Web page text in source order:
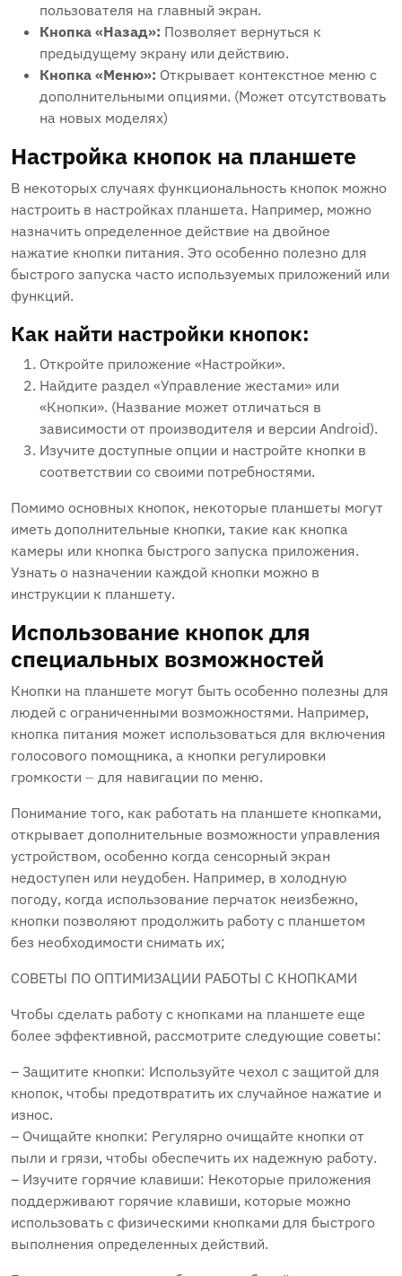
пользователя на главный экран.
Кнопка «Назад»: Позволяет вернуться к
предыдущему экрану или действию.
Кнопка «Меню»: Открывает контекстное меню с
дополнительными опциями. (Может отсутствовать
на новых моделях)
Настройка кнопок на планшете
В некоторых случаях функциональность кнопок можно
настроить в настройках планшета. Например, можно
назначить определенное действие на двойное
нажатие кнопки питания. Это особенно полезно для
быстрого запуска часто используемых приложений или
функций.
Как найти настройки кнопок:
Откройте приложение «Настройки».
Найдите раздел «Управление жестами» или
«Кнопки». (Название может отличаться в
зависимости от производителя и версии Android).
Изучите доступные опции и настройте кнопки в
соответствии со своими потребностями.
Помимо основных кнопок, некоторые планшеты могут
иметь дополнительные кнопки, такие как кнопка
камеры или кнопка быстрого запуска приложения.
Узнать о назначении каждой кнопки можно в
инструкции к планшету.
Использование кнопок для
специальных возможностей
Кнопки на планшете могут быть особенно полезны для
людей с ограниченными возможностями. Например,
кнопка питания может использоваться для включения
голосового помощника, а кнопки регулировки
громкости ⏤ для навигации по меню.
Понимание того, как работать на планшете кнопками,
открывает дополнительные возможности управления
устройством, особенно когда сенсорный экран
недоступен или неудобен. Например, в холодную
погоду, когда использование перчаток неизбежно,
кнопки позволяют продолжить работу с планшетом
без необходимости снимать их;
СОВЕТЫ ПО ОПТИМИЗАЦИИ РАБОТЫ С КНОПКАМИ
Чтобы сделать работу с кнопками на планшете еще
более эффективной, рассмотрите следующие советы:
– Защитите кнопки: Используйте чехол с защитой для
кнопок, чтобы предотвратить их случайное нажатие и
износ.
– Очищайте кнопки: Регулярно очищайте кнопки от
пыли и грязи, чтобы обеспечить их надежную работу.
– Изучите горячие клавиши: Некоторые приложения
поддерживают горячие клавиши, которые можно
использовать с физическими кнопками для быстрого
выполнения определенных действий.